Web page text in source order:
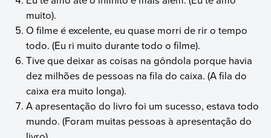
muito).
O filme é excelente, eu quase morri de rir o tempo
todo. (Eu ri muito durante todo o filme).
Tive que deixar as coisas na gôndola porque havia
dez milhões de pessoas na fila do caixa. (A fila do
caixa era muito longa).
A apresentação do livro foi um sucesso, estava todo
mundo. (Foram muitas pessoas à apresentação do